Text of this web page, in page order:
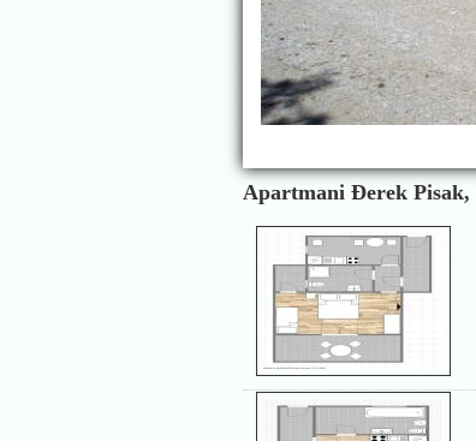
Apartmani Đerek Pisak,